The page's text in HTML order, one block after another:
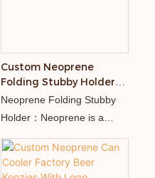
Custom Neoprene
Folding Stubby Holder
Cooler With Logo
Neoprene Folding Stubby
Holder：Neoprene is a
flexible, lightweight, and
durable material commonly
used in wetsuits. It provides